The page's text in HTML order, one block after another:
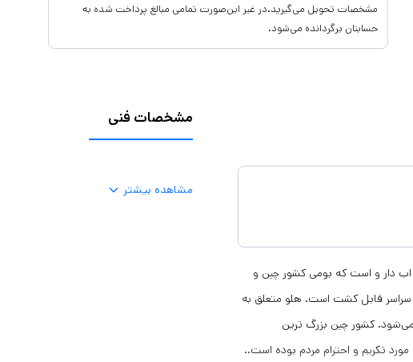
مشخصات تحویل می‌گیرید.در غیر این‌صورت تمامی مبالغ پرداخت شده به
حسابتان برگردانده می‌شود.
تابستانی اب دار و است که بومی کشور چین و
قابل کشت است. هلو متعلق به
کشور چین بزرگ‌ ترین
تکریم و احترام مردم بوده است..
مشخصات فنی
مشاهده بیشتر